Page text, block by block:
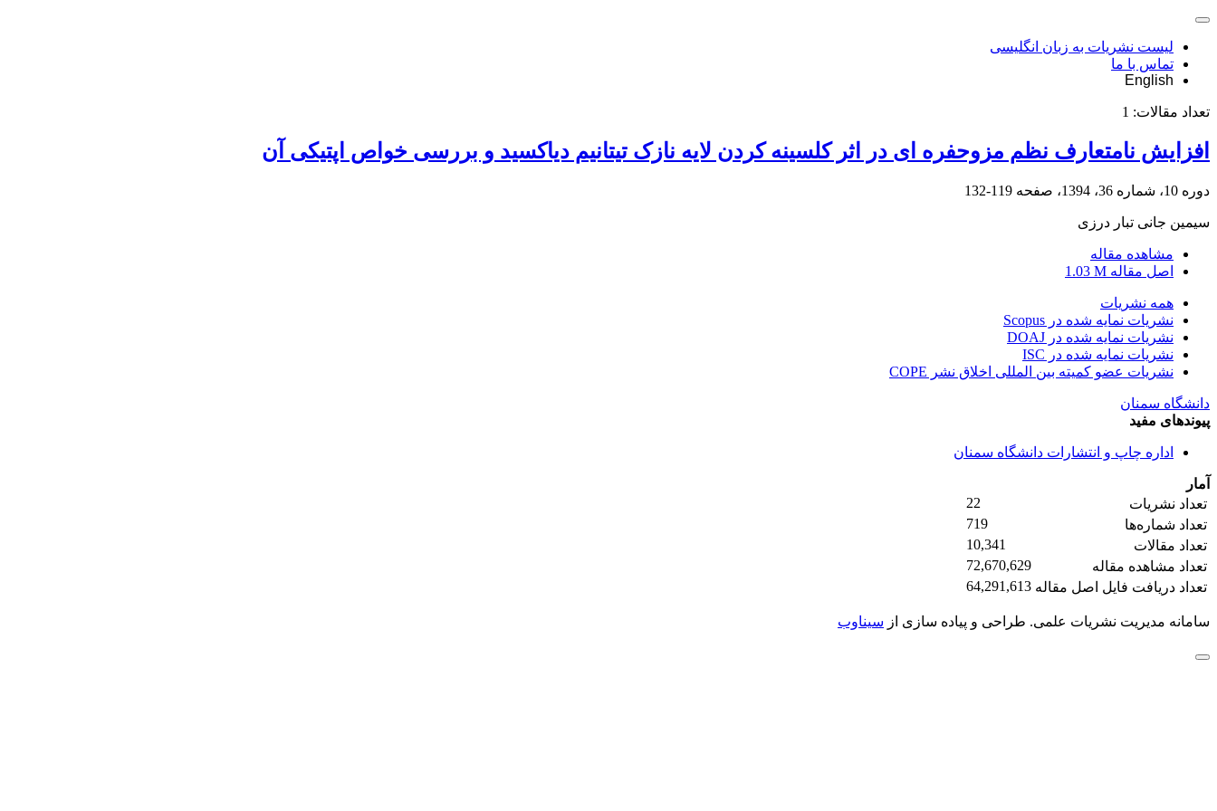
لیست نشریات به زبان انگلیسی
تماس با ما
English
تعداد مقالات: 1
افزایش نامتعارف نظم مزوحفره ای در اثر کلسینه کردن لایه نازک تیتانیم دی‏اکسید و بررسی خواص اپتیکی آن
دوره 10، شماره 36، 1394، صفحه 119-132
سیمین جانی تبار درزی
مشاهده مقاله
اصل مقاله 1.03 M
همه نشریات
نشریات نمایه شده در Scopus
نشریات نمایه شده در DOAJ
نشریات نمایه شده در ISC
نشریات عضو کمیته بین المللی اخلاق نشر COPE
دانشگاه سمنان
پیوندهای مفید
اداره چاپ و انتشارات دانشگاه سمنان
آمار
تعداد نشریات
22
تعداد شماره‌ها
719
تعداد مقالات
10,341
تعداد مشاهده مقاله
72,670,629
تعداد دریافت فایل اصل مقاله 64,291,613
سامانه مدیریت نشریات علمی. طراحی و پیاده سازی از سیناوب